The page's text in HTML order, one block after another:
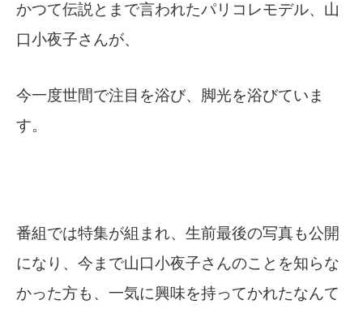
かつて伝説とまで言われたパリコレモデル、山
口小夜子さんが、
今一度世間で注目を浴び、脚光を浴びていま
す。
番組では特集が組まれ、生前最後の写真も公開
になり、今まで山口小夜子さんのことを知らな
かった方も、一気に興味を持ってかれたなんて